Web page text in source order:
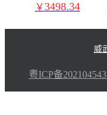
￥3498.34
威
粤ICP备